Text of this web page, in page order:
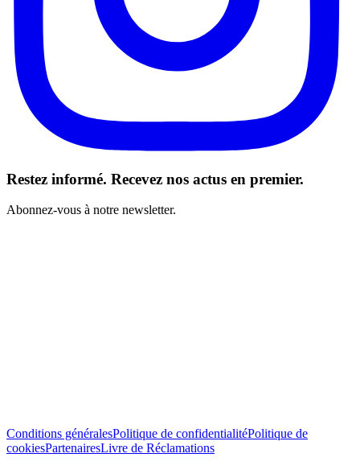
Restez informé. Recevez nos actus en premier.
Abonnez-vous à notre newsletter.
Conditions généralesPolitique de confidentialitéPolitique de
cookiesPartenairesLivre de Réclamations